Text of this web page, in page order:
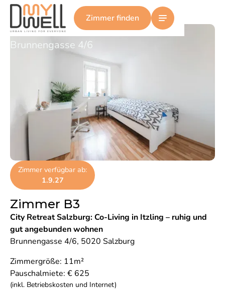
Zimmer finden
Zimmer B3
Brunnengasse 4/6
Zimmer verfügbar ab:
1.9.27
Zimmer B3
City Retreat Salzburg:Co-Living in Itzling – ruhig und
gut angebunden wohnen
Brunnengasse 4/6, 5020 Salzburg
Zimmergröße: 11m²
Pauschalmiete: € 625
(inkl. Betriebskosten und Internet)